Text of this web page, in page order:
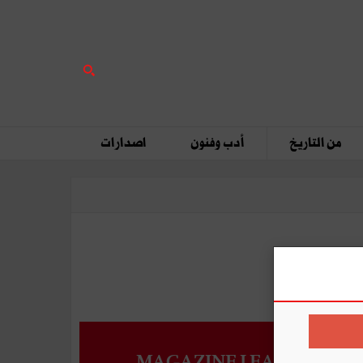
من التاريخ أدب وفنون اصدارات